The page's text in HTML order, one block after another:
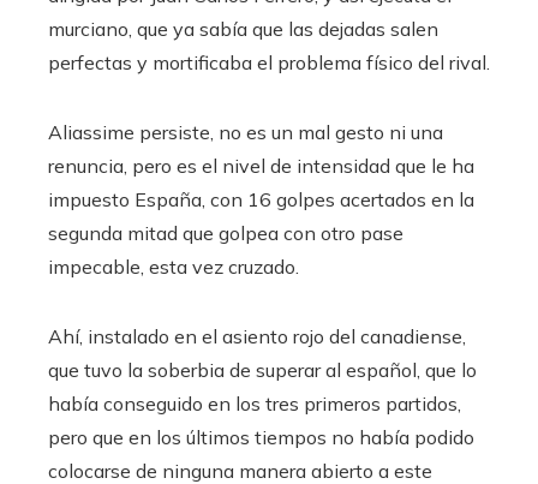
murciano, que ya sabía que las dejadas salen
perfectas y mortificaba el problema físico del rival.
Aliassime persiste, no es un mal gesto ni una
renuncia, pero es el nivel de intensidad que le ha
impuesto España, con 16 golpes acertados en la
segunda mitad que golpea con otro pase
impecable, esta vez cruzado.
Ahí, instalado en el asiento rojo del canadiense,
que tuvo la soberbia de superar al español, que lo
había conseguido en los tres primeros partidos,
pero que en los últimos tiempos no había podido
colocarse de ninguna manera abierto a este